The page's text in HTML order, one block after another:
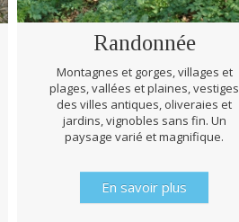
Randonnée
Montagnes et gorges, villages et
plages, vallées et plaines, vestiges
des villes antiques, oliveraies et
jardins, vignobles sans fin. Un
paysage varié et magnifique.
En savoir plus